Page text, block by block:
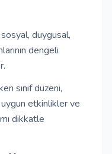
duygusal,
dengeli
sınıf düzeni,
uygun etkinlikler ve
dikkatle